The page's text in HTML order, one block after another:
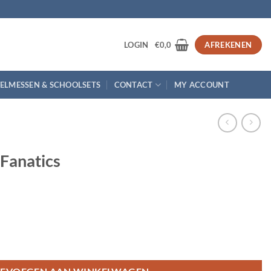
LOGIN €0,0 AFREKENEN
& SCHOOLSETS CONTACT MY ACCOUNT